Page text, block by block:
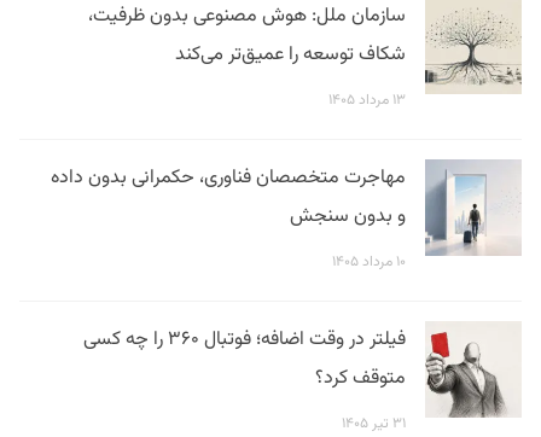
سازمان ملل: هوش مصنوعی بدون ظرفیت،
شکاف توسعه را عمیق‌تر می‌کند
۱۳ مرداد ۱۴۰۵
مهاجرت متخصصان فناوری، حکمرانی بدون داده
و بدون سنجش
۱۰ مرداد ۱۴۰۵
فیلتر در وقت اضافه؛ فوتبال ۳۶۰ را چه کسی
متوقف کرد؟
۳۱ تیر ۱۴۰۵